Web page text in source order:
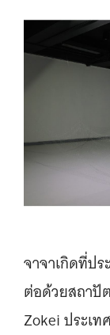
จาจาเกิดที่ป
ต่อด้วยสถาปั
Zokei ประเ